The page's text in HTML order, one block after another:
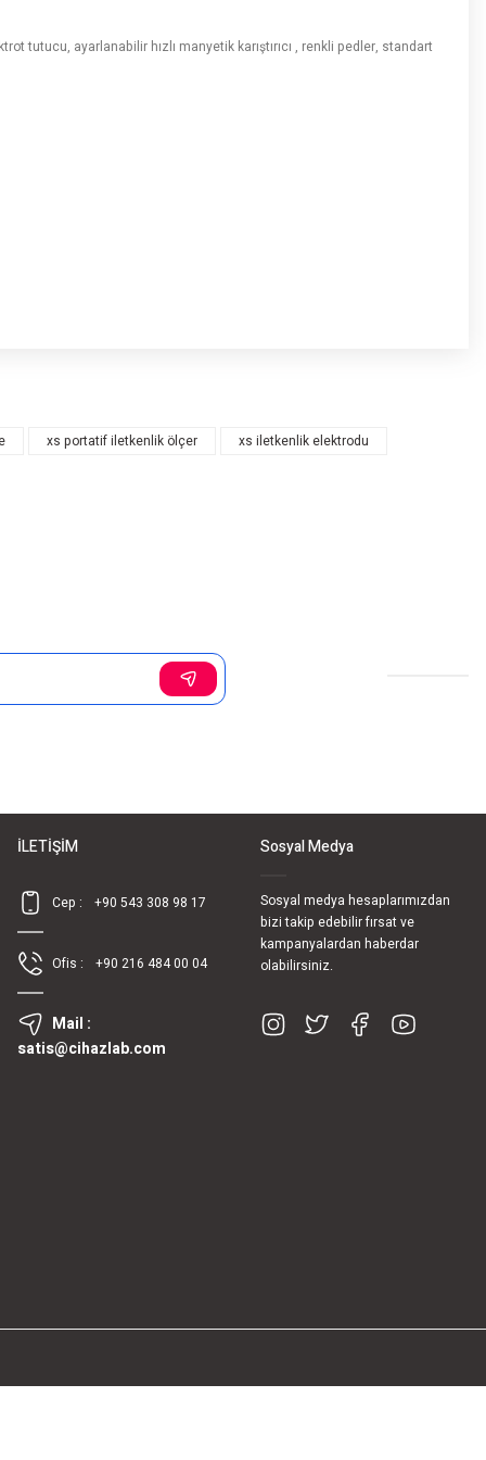
tutucu, ayarlanabilir hızlı manyetik karıştırıcı , renkli pedler, standart
xs portatif iletkenlik ölçer
xs iletkenlik elektrodu
İLETİŞİM
Cep : +90 543 308 98 17
Ofis : +90 216 484 00 04
Mail :
satis@cihazlab.com
Sosyal Medya
Sosyal medya hesaplarımızdan
bizi takip edebilir fırsat ve
kampanyalardan haberdar
olabilirsiniz.